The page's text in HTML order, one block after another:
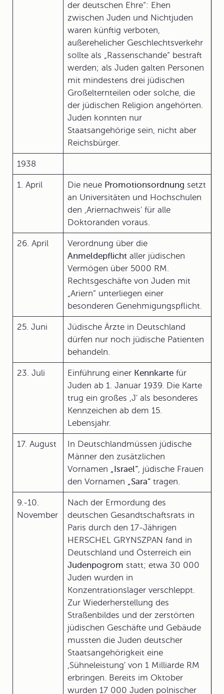
der deutschen Ehre“: Ehen
zwischen Juden und Nichtjuden
waren künftig verboten,
außerehelicher Geschlechtsverkehr
sollte als „Rassenschande“ bestraft
werden; als Juden galten Personen
mit mindestens drei jüdischen
Großelternteilen oder solche, die
der jüdischen Religion angehörten.
Juden konnten nur
Staatsangehörige sein, nicht aber
Reichsbürger.
1938
1. April Die neue Promotionsordnung setzt
an Universitäten und Hochschulen
den ,Ariernachweis' für alle
Doktoranden voraus.
26. April
Verordnung über die
Anmeldepflicht aller jüdischen
Vermögen über 5000 RM.
Rechtsgeschäfte von Juden mit
„Ariern“ unterliegen einer
besonderen Genehmigungspflicht.
25. Juni
Jüdische Ärzte in Deutschland
dürfen nur noch jüdische Patienten
behandeln.
23. Juli Einführung einer Kennkarte für
Juden ab 1. Januar 1939. Die Karte
trug ein großes ,J' als besonderes
Kennzeichen ab dem 15.
Lebensjahr.
17. August
In Deutschlandmüssen jüdische
Männer den zusätzlichen
Vornamen „Israel“, jüdische Frauen
den Vornamen „Sara“ tragen.
9.-10.
November
Nach der Ermordung des
deutschen Gesandtschaftsrats in
Paris durch den 17-Jährigen
HERSCHEL GRYNSZPAN fand in
Deutschland und Österreich ein
Judenpogrom statt; etwa 30 000
Juden wurden in
Konzentrationslager verschleppt.
Zur Wiederherstellung des
Straßenbildes und der zerstörten
jüdischen Geschäfte und Gebäude
mussten die Juden deutscher
Staatsangehörigkeit eine
,Sühneleistung' von 1 Milliarde RM
erbringen. Bereits im Oktober
wurden 17 000 Juden polnischer